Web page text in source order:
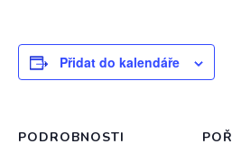
Přidat do kalendáře
PODROBNOSTI